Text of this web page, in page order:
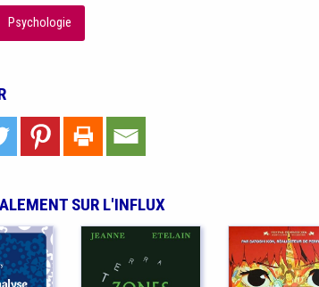
Psychologie
SUR L'INFLUX